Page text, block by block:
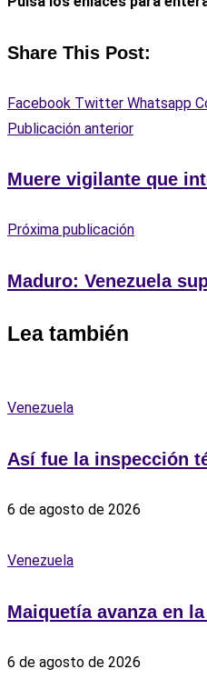
Share This Post:
Facebook Twitter Whatsapp
Publicación anterior
Muere vigilante que
Próxima publicación
Maduro: Venezuela
Lea también
Venezuela
Así fue la inspección
6 de agosto de 2026
Venezuela
Maiquetía avanza en
6 de agosto de 2026